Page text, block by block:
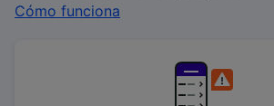
Cómo funciona